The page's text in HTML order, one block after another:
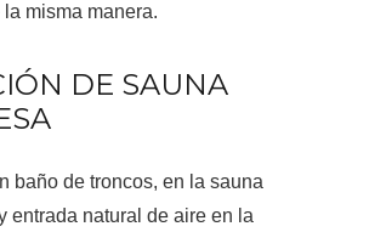
misma manera.
DE SAUNA
baño de troncos, en la sauna
entrada natural de aire en la